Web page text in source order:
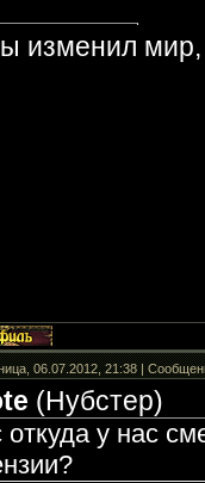
изменил мир,
06.07.2012, 21:38 |
(Нубстер)
откуда у нас